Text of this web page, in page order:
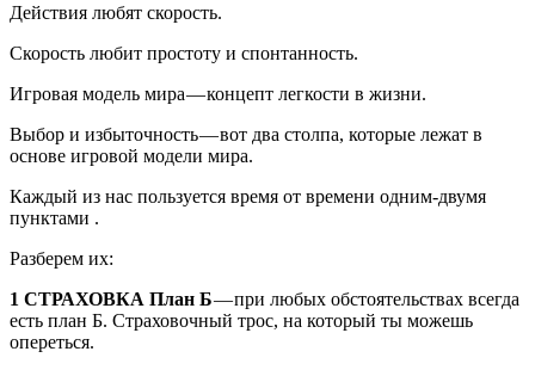
Действия любят скорость.
Скорость любит простоту и спонтанность.
Игровая модель мира — концепт легкости в жизни.
Выбор и избыточность — вот два столпа, которые лежат в
основе игровой модели мира.
Каждый из нас пользуется время от времени одним-двумя
пунктами .
Разберем их:
1 СТРАХОВКА План Б— при любых обстоятельствах всегда
есть план Б. Страховочный трос, на который ты можешь
опереться.